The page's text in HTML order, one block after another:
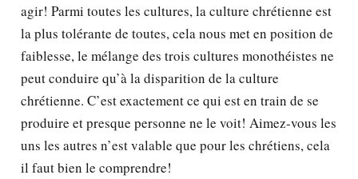
agir! Parmi toutes les cultures, la culture chrétienne est
la plus tolérante de toutes, cela nous met en position de
faiblesse, le mélange des trois cultures monothéistes ne
peut conduire qu’à la disparition de la culture
chrétienne. C’est exactement ce qui est en train de se
produire et presque personne ne le voit! Aimez-vous les
uns les autres n’est valable que pour les chrétiens, cela
il faut bien le comprendre!